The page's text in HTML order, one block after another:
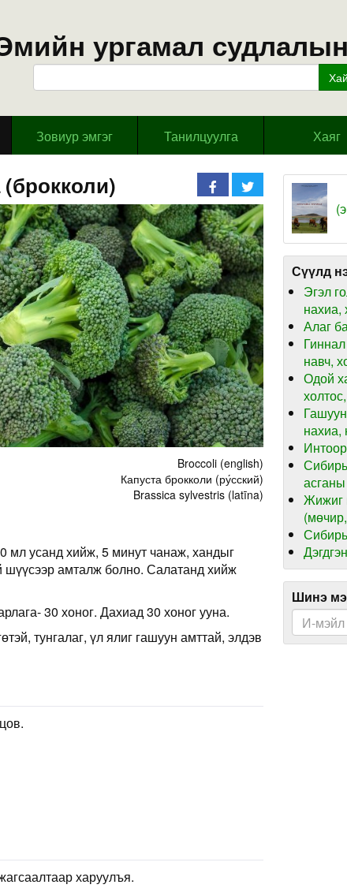
ургамал
Зовиур эмгэг Танилцуулга Хаяг
Broccoli (english)
Капуста брокколи (ру́сский)
Brassica sylvestris (latīna)
мл усанд хийж, 5 минут чанаж, хандыг
шүүсээр амталж болно. Салатанд хийж
30 хоног. Дахиад 30 хоног ууна.
тунгалаг, үл ялиг гашуун амттай, элдэв
харуулъя.
Сүүлд
Эгэл
нахиа,
Алаг
навч,
Одой
нахиа,
Жижиг
Шинэ